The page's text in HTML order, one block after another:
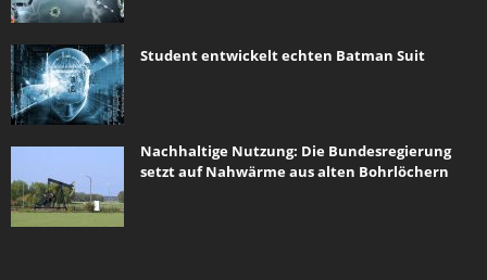
Student entwickelt echten Batman Suit
Nachhaltige Nutzung: Die Bundesregierung
setzt auf Nahwärme aus alten Bohrlöchern